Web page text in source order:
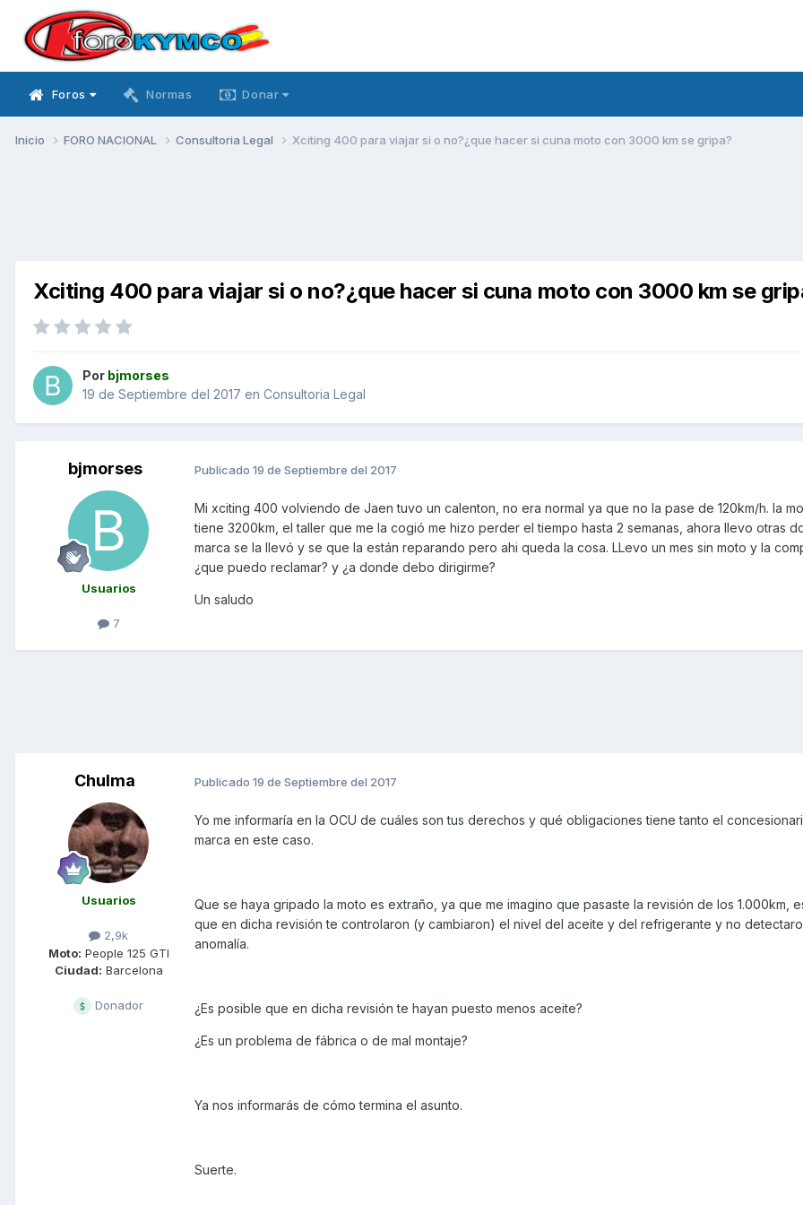
Foros Normas Donar
Inicio FORO NACIONAL Consultoria Legal Xciting 400 para viajar si o no?¿que hacer si cuna moto con 3000 km se gripa?
Xciting 400 para viajar si o no?¿que hacer si cuna moto con 3000 km se
Por bjmorses
19 de Septiembre del 2017 en Consultoria Legal
bjmorses
Usuarios
7
Publicado 19 de Septiembre del 2017
Mi xciting 400 volviendo de Jaen tuvo un calenton, no era normal ya que no la pase de 120km/h. la
tiene 3200km, el taller que me la cogió me hizo perder el tiempo hasta 2 semanas, ahora llevo otras
marca se la llevó y se que la están reparando pero ahi queda la cosa. LLevo un mes sin moto y la
¿que puedo reclamar? y ¿a donde debo dirigirme?
Un saludo
Chulma
Usuarios
2,9k
Moto: People 125 GTI
Ciudad: Barcelona
Donador
Publicado 19 de Septiembre del 2017
Yo me informaría en la OCU de cuáles son tus derechos y qué obligaciones tiene tanto el
marca en este caso.
Que se haya gripado la moto es extraño, ya que me imagino que pasaste la revisión de los 1.000km,
que en dicha revisión te controlaron (y cambiaron) el nivel del aceite y del refrigerante y no
anomalía.
¿Es posible que en dicha revisión te hayan puesto menos aceite?
¿Es un problema de fábrica o de mal montaje?
Ya nos informarás de cómo termina el asunto.
Suerte.